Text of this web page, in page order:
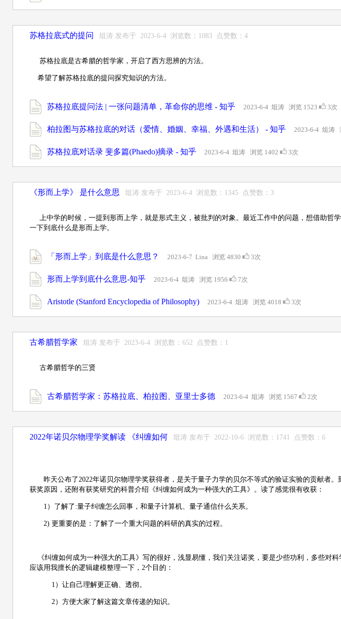
苏格拉底式的提问 俎涛 发布于 2023-6-4 浏览数：1083 点赞数：4
苏格拉底是古希腊的哲学家，开启了西方思辨的方法。
希望了解苏格拉底的提问探究知识的方法。
苏格拉底提问法 | 一张问题清单，革命你的思维 - 知乎 2023-6-4 俎涛 浏览 1523 3次
柏拉图与苏格拉底的对话（爱情、婚姻、幸福、外遇和生活） - 知乎 2023-6-4 俎涛
苏格拉底对话录 斐多篇(Phaedo)摘录 - 知乎 2023-6-4 俎涛 浏览 1402 3次
《形而上学》 是什么意思 俎涛 发布于 2023-6-4 浏览数：1345 点赞数：3
上中学的时候，一提到形而上学，就是形式主义，被批判的对象。最近工作中的问题，想借助哲
一下到底什么是形而上学。
「形而上学」到底是什么意思？ 2023-6-7 Lina 浏览 4830 3次
形而上学到底什么意思-知乎 2023-6-4 俎涛 浏览 1956 7次
Aristotle (Stanford Encyclopedia of Philosophy) 2023-6-4 俎涛 浏览 4018 3次
古希腊哲学家 俎涛 发布于 2023-6-4 浏览数：652 点赞数：1
古希腊哲学的三贤
古希腊哲学家：苏格拉底、柏拉图、亚里士多德 2023-6-4 俎涛 浏览 1567 2次
2022年诺贝尔物理学奖解读 《纠缠如何 俎涛 发布于 2022-10-6 浏览数：1741 点赞数：6
昨天公布了2022年诺贝尔物理学奖获得者，是关于量子力学的贝尔不等式的验证实验的贡献者
获奖原因，还附有获奖研究的科普介绍《纠缠如何成为一种强大的工具》。读了感觉很有收获：
1）了解了:量子纠缠怎么回事，和量子计算机、量子通信什么关系。
2) 更重要的是：了解了一个重大问题的科研的真实的过程。
《纠缠如何成为一种强大的工具》写的很好，浅显易懂，我们关注诺奖，要是少些功利，多些对
应该用我擅长的逻辑建模整理一下，2个目的：
1）让自己理解更正确、透彻。
2）方便大家了解这篇文章传递的知识。